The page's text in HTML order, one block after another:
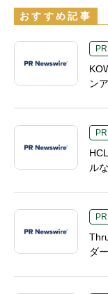
おすすめ記事
ン
ル
ダ